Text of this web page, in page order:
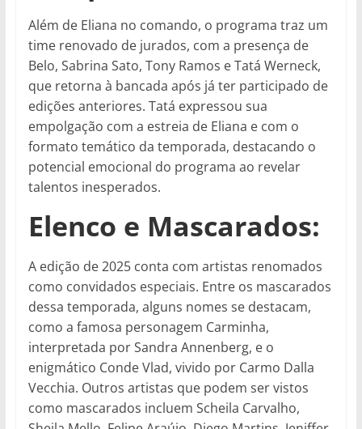
Além de Eliana no comando, o programa traz um
time renovado de jurados, com a presença de
Belo, Sabrina Sato, Tony Ramos e Tatá Werneck,
que retorna à bancada após já ter participado de
edições anteriores. Tatá expressou sua
empolgação com a estreia de Eliana e com o
formato temático da temporada, destacando o
potencial emocional do programa ao revelar
talentos inesperados.
Elenco e Mascarados:
A edição de 2025 conta com artistas renomados
como convidados especiais. Entre os mascarados
dessa temporada, alguns nomes se destacam,
como a famosa personagem Carminha,
interpretada por Sandra Annenberg, e o
enigmático Conde Vlad, vivido por Carmo Dalla
Vecchia. Outros artistas que podem ser vistos
como mascarados incluem Scheila Carvalho,